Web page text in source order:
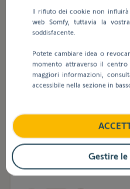
Sensore
293,39 €
Il rifiuto dei cookie non
web Somfy, tuttavia la
soddisfacente.
Potete cambiare idea o
momento attraverso il
maggiori informazioni,
accessibile nella sezione in
Gestire